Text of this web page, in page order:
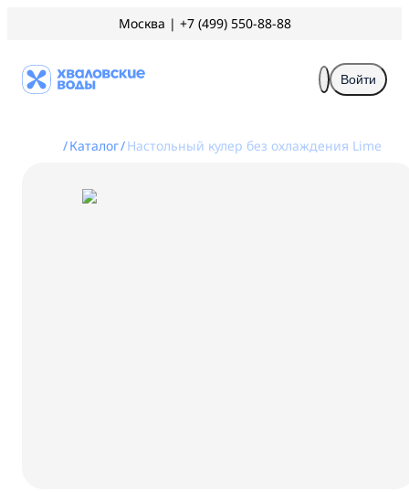
Москва | +7 (499) 550-88-88
Войти
/Каталог/Настольный кулер без охлаждения Lime